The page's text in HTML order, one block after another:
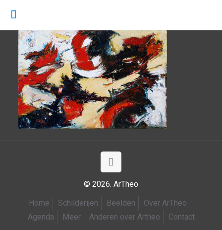
© 2026. ArTheo
Home
Schilderijen Beelden
Over ArTheo
Agenda
Meer Anderen over Artheo Contact